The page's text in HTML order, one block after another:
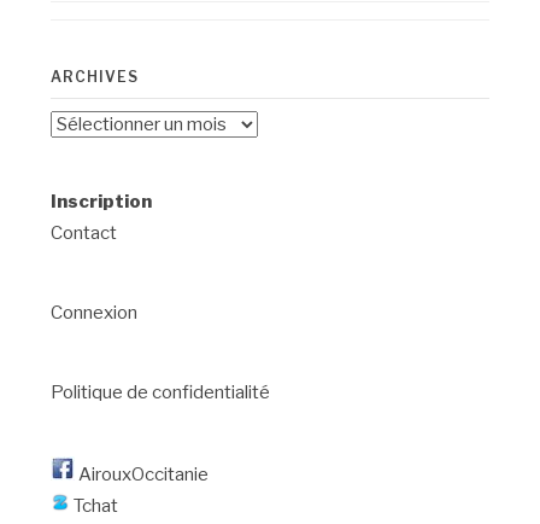
ARCHIVES
Archives
Inscription
Contact
Connexion
Politique de confidentialité
AirouxOccitanie
Tchat